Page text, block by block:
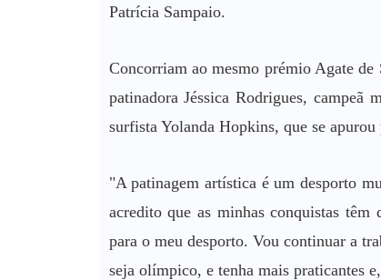
Patrícia Sampaio.
Concorriam ao mesmo prémio Agate
patinadora Jéssica Rodrigues,
surfista Yolanda Hopkins, que se
"A patinagem artística é um desporto
acredito que as minhas conquistas
para o meu desporto. Vou continuar a
seja olímpico, e tenha mais praticantes